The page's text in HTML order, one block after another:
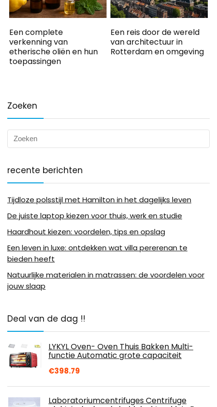
Een complete
verkenning van
etherische oliën en hun
toepassingen
Een reis door de wereld
van architectuur in
Rotterdam en omgeving
Zoeken
recente berichten
Tijdloze polsstijl met Hamilton in het dagelijks leven
De juiste laptop kiezen voor thuis, werk en studie
Haardhout kiezen: voordelen, tips en opslag
Een leven in luxe: ontdekken wat villa pererenan te
bieden heeft
Natuurlijke materialen in matrassen: de voordelen voor
jouw slaap
Deal van de dag !!
LYKYL Oven- Oven Thuis Bakken Multi-
functie Automatic grote capaciteit
€398.79
Laboratoriumcentrifuges Centrifuge